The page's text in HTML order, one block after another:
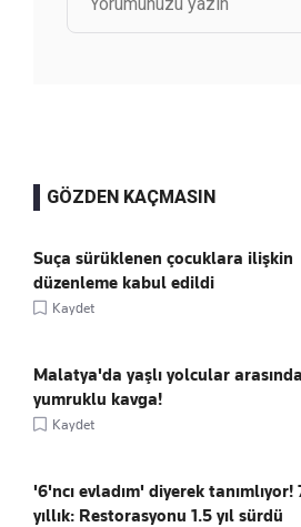
GÖZDEN KAÇMASIN
Suça sürüklenen çocuklara ilişkin
düzenleme kabul edildi
Kaydet
Malatya'da yaşlı yolcular arasında
yumruklu kavga!
Kaydet
'6'ncı evladım' diyerek tanımlıyor!
yıllık: Restorasyonu 1.5 yıl sürdü